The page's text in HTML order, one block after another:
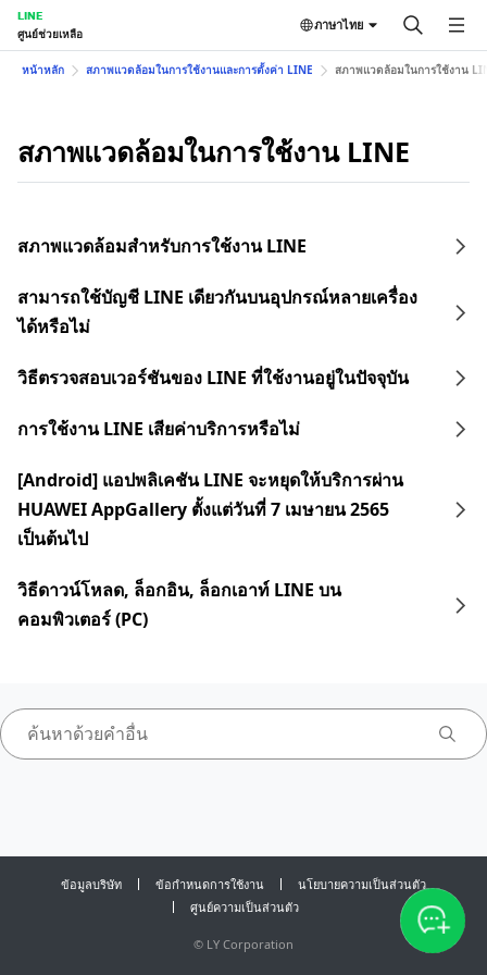
LINE
ศูนย์ช่วยเหลือ
ภาษาไทย
หน้าหลัก สภาพแวดล้อมในการใช้งานและการตั้งค่า LINE สภาพแวดล้อมในการใช้งาน
สภาพแวดล้อมในการใช้งาน LINE
สภาพแวดล้อมสำหรับการใช้งาน LINE
สามารถใช้บัญชี LINE เดียวกันบนอุปกรณ์หลายเครื่อง
ได้หรือไม่
วิธีตรวจสอบเวอร์ชันของ LINE ที่ใช้งานอยู่ในปัจจุบัน
การใช้งาน LINE เสียค่าบริการหรือไม่
[Android] แอปพลิเคชัน LINE จะหยุดให้บริการผ่าน
HUAWEI AppGallery ตั้งแต่วันที่ 7 เมษายน 2565
เป็นต้นไป
วิธีดาวน์โหลด, ล็อกอิน, ล็อกเอาท์ LINE บน
คอมพิวเตอร์ (PC)
ข้อมูลบริษัท ข้อกำหนดการใช้งาน
นโยบายความเป็นส่วนตัว
ศูนย์ความเป็นส่วนตัว
© LY Corporation